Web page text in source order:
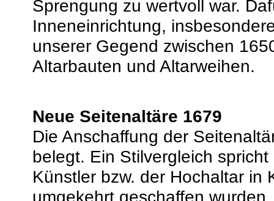
Sprengung zu wertvoll war.
Inneneinrichtung,
unserer Gegend zwischen
Altarbauten und Altarweihen.
Neue Seitenaltäre 1679
Die Anschaffung der
belegt. Ein Stilvergleich
Künstler bzw. der Hochaltar in
umgekehrt geschaffen wurden.